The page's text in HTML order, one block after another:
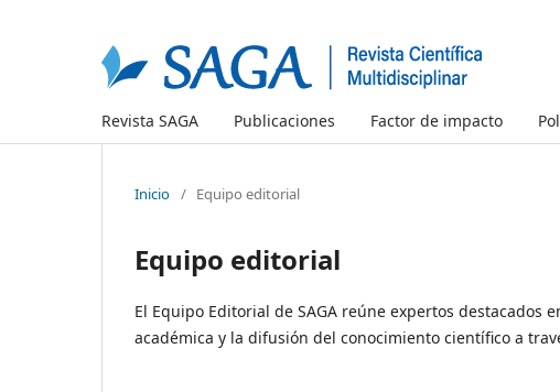
Revista SAGA Publicaciones Factor de impacto
Inicio / Equipo editorial
Equipo editorial
El Equipo Editorial de SAGA reúne expertos
académica y la difusión del conocimiento científico a